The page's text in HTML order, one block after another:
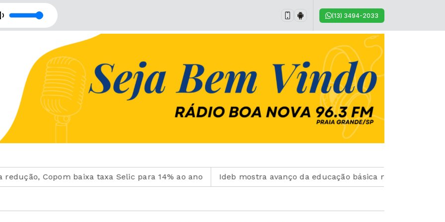
(13) 3494-2033
Copom baixa taxa Selic para 14% ao ano Ideb mostra avanço da educação básica no país